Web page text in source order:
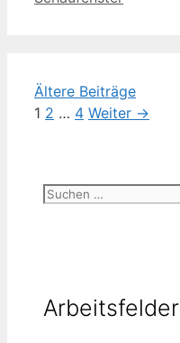
Ältere Beiträge
Seite
1 Seite
2 … Seite
4 Weiter →
Suchen
Arbeitsfelder